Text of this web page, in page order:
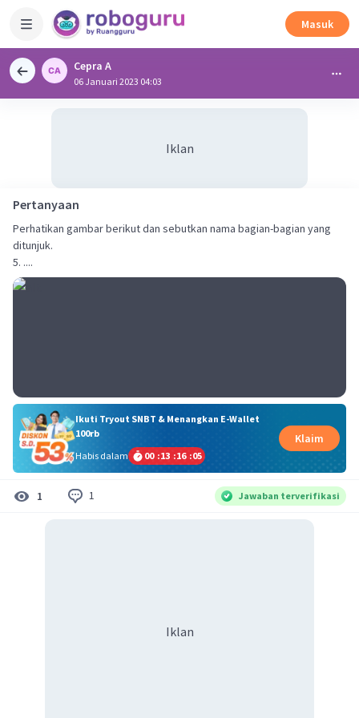
Masuk
Cepra A
06 Januari 2023 04:03
Iklan
Pertanyaan
Perhatikan gambar berikut dan sebutkan nama bagian-bagian yang
ditunjuk.
5. ....
Ikuti Tryout SNBT & Menangkan E-Wallet
100rb
Habis dalam
00 :13 :16 :05
Klaim
1 1 Jawaban terverifikasi
Iklan